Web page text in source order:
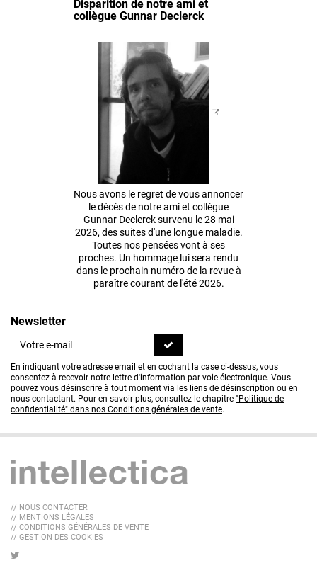
Disparition de notre ami et
collègue Gunnar Declerck
Nous avons le regret de vous annoncer
le décès de notre ami et collègue
Gunnar Declerck survenu le 28 mai
2026, des suites d'une longue maladie.
Toutes nos pensées vont à ses
proches. Un hommage lui sera rendu
dans le prochain numéro de la revue à
paraître courant de l'été 2026.
Newsletter
En indiquant votre adresse email et en cochant la case ci-dessus, vous
consentez à recevoir notre lettre d'information par voie électronique. Vous
pouvez vous désinscrire à tout moment via les liens de désinscription ou en
nous contactant. Pour en savoir plus, consultez le chapitre "Politique de
confidentialité" dans nos Conditions générales de vente.
// NOUS CONTACTER
// MENTIONS LÉGALES
// CONDITIONS GÉNÉRALES DE VENTE
// GESTION DES COOKIES